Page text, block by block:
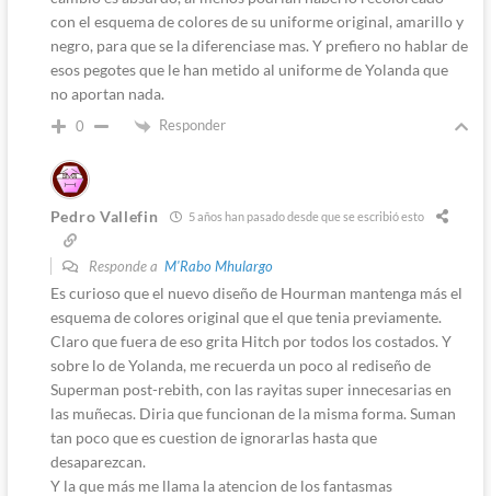
con el esquema de colores de su uniforme original, amarillo y
negro, para que se la diferenciase mas. Y prefiero no hablar de
esos pegotes que le han metido al uniforme de Yolanda que
no aportan nada.
0 Responder
Pedro Vallefin 5 años han pasado desde que se escribió esto
Responde a M'Rabo Mhulargo
Es curioso que el nuevo diseño de Hourman mantenga más el
esquema de colores original que el que tenia previamente.
Claro que fuera de eso grita Hitch por todos los costados. Y
sobre lo de Yolanda, me recuerda un poco al rediseño de
Superman post-rebith, con las rayitas super innecesarias en
las muñecas. Diria que funcionan de la misma forma. Suman
tan poco que es cuestion de ignorarlas hasta que
desaparezcan.
Y la que más me llama la atencion de los fantasmas